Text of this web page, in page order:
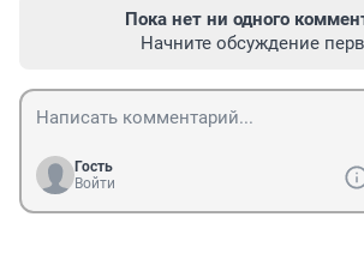
Пока нет ни одного
Начните обсуждение
Гость
Войти